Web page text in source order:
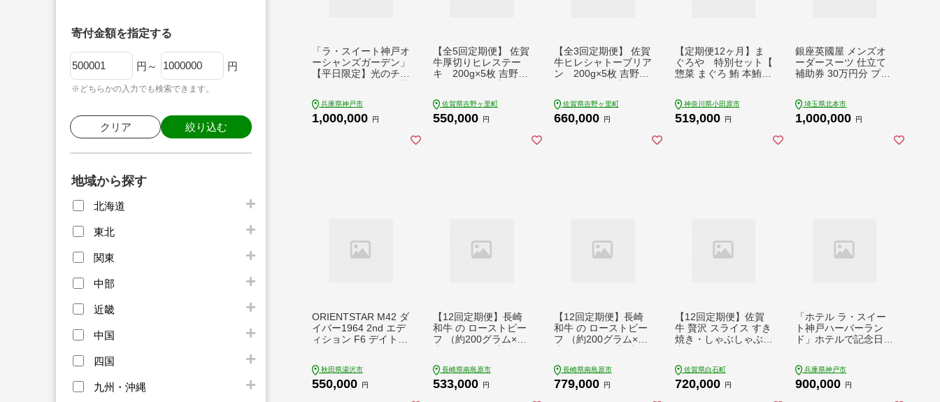
寄付金額を指定する
円～ 円
※どちらかの入力でも検索できます。
クリア 絞り込む
地域から探す
北海道
東北
関東
中部
近畿
中国
四国
九州・沖縄
「ラ・スイート神戸オ
ーシャンズガーデン」
【平日限定】光のチャ
兵庫県神戸市
1,000,000 円
【全5回定期便】 佐賀
牛厚切りヒレステー
キ 200g×5枚 吉野ヶ
佐賀県吉野ヶ里町
550,000 円
【全3回定期便】 佐賀
牛ヒレシャトーブリア
ン 200g×5枚 吉野ヶ
佐賀県吉野ヶ里町
660,000 円
【定期便12ヶ月】ま
ぐろや 特別セット【
惣菜 まぐろ 鮪 本鮪
メ きんめ お取り寄せ
御中元 お中元 お歳暮
神奈川県小田原市
519,000 円
銀座英國屋 メンズオ
ーダースーツ 仕立て
補助券 30万円分 プレ
ーツ オーダーメイド
オーダースーツ ビジ
埼玉県北本市
1,000,000 円
ORIENTSTAR M42 ダ
イバー1964 2nd エデ
ィション F6 デイト 2
本製 時計 ふるさと納
税 腕時計 高額 人気
秋田県湯沢市
550,000 円
【12回定期便】長崎
和牛 の ローストビー
フ （約200グラム×2
川 [SBB006]
長崎県南島原市
533,000 円
【12回定期便】長崎
和牛 の ローストビー
フ （約200グラム×3
川 [SBB009]
長崎県南島原市
779,000 円
【12回定期便】佐賀
牛 贅沢 スライス すき
焼き・しゃぶしゃぶ用
ク）【株式会社いろは
精肉店】 [IAG227]
佐賀県白石町
720,000 円
「ホテル ラ・スイー
ト神戸ハーバーラン
ド」ホテルで記念日
兵庫県神戸市
900,000 円